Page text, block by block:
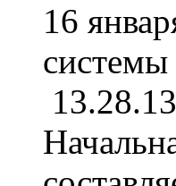
16
системы